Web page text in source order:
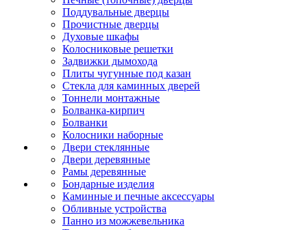
Поддувальные дверцы
Прочистные дверцы
Духовые шкафы
Колосниковые решетки
Задвижки дымохода
Плиты чугунные под казан
Стекла для каминных дверей
Тоннели монтажные
Болванка-кирпич
Болванки
Колосники наборные
Двери стеклянные
Двери деревянные
Рамы деревянные
Бондарные изделия
Каминные и печные аксессуары
Обливные устройства
Панно из можжевельника